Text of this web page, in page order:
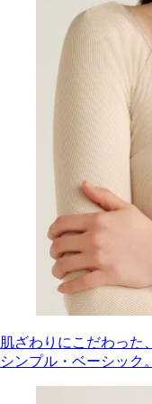
肌ざわりにこだわった、
シンプル・ベーシック。